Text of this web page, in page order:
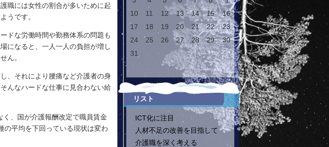
職には女性の割合が多いために起
うです。
ドな労働時間や勤務体系の問題も
になると、一人一人の負担が増し
ん。
、それにより腰痛など介護者の身
んなハードな仕事に見合わない給
、国が介護報酬改定で職員賃金
の平均を下回っている現状は変わ
10
11 12 13 14 15
16
17
18 19 20 21 22
23
24
25 26 27 28 29
30
31
リスト
ICT化に注目
人材不足の改善を目指して
介護職を深く考える